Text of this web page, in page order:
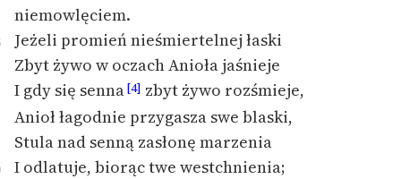
lektur szkolnych oraz
Starego Testamentu
Odkurzamy bohaterów
Szkoła Poezji Wolnych
Lektur
O nas
niemowlęciem.
Jeżeli promień nieśmiertelnej łaski
Zbyt żywo w oczach Anioła jaśnieje
I gdy się senna[4] zbyt żywo rozśmieje,
Anioł łagodnie przygasza swe blaski,
Stula nad senną zasłonę marzenia
I odlatuje, biorąc twe westchnienia;